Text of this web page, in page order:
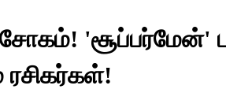
'சூப்பர்மேன்'